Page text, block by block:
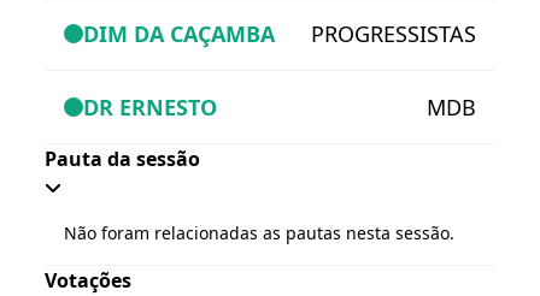
DIM DA CAÇAMBA PROGRESSISTAS
DR ERNESTO MDB
Pauta da sessão
Não foram relacionadas as pautas nesta sessão.
Votações